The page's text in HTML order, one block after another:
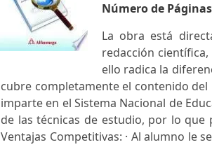
Número de
La obra está
redacción
ello radica la
cubre completamente el contenido
imparte en el Sistema Nacional de
de las técnicas de estudio, por lo
Ventajas Competitivas: · Al alumno le